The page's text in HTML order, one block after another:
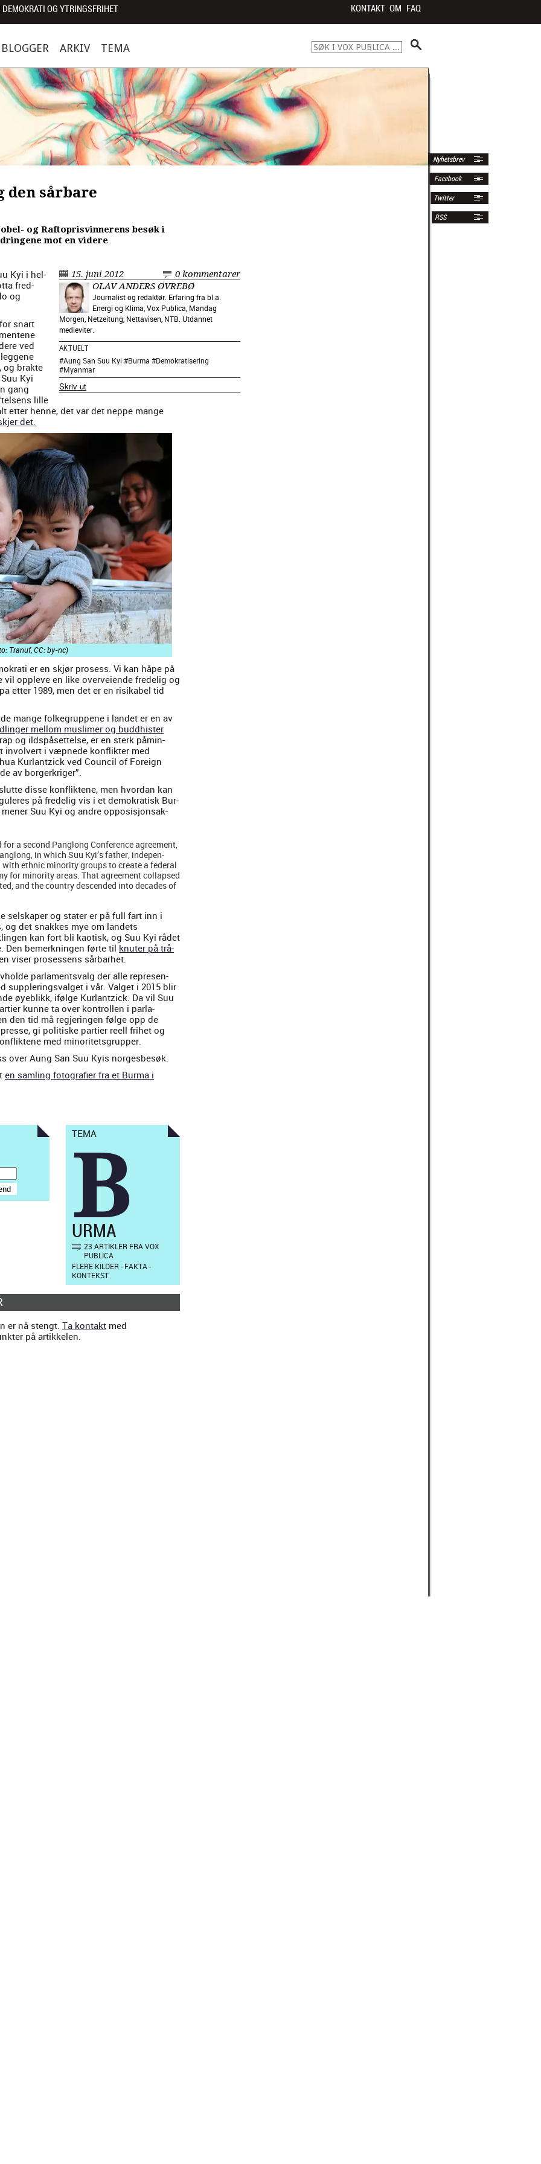
OG YTRINGSFRIHET KONTAKT OM FAQ
BLOGGER ARKIV TEMA
Nyhetsbrev
Facebook
Twitter
RSS
den sårbare
og Raftoprisvinnerens besøk i
mot en videre
15. juni 2012
0 kommentarer
OLAV ANDERS ØVREBØ
Journalist og redaktør. Erfaring fra bl.a.
Energi og Klima, Vox Publica, Mandag
Morgen, Netzeitung, Nettavisen, NTB. Utdannet
medieviter.
AKTUELT
#Aung San Suu Kyi #Burma #Demokratisering
#Myanmar
Skriv ut
Kyi i hel­
fred­
og
snart
ved
, og brak­te
Kyi
gang
lille
etter henne, det var det neppe mange
det.
Tranuf, CC: by-nc)
er en skjør pros­ess. Vi kan håpe på
vil oppleve en like overveiende fre­delig og
etter 1989, men det er en risik­a­bel tid
mange folkegrup­pene i lan­det er en av
mel­lom mus­limer og bud­dhis­ter
og ild­spåset­telse, er en sterk påmin­
i væp­nede kon­flik­ter med
Kurlantz­ick ved Coun­cil of For­eign
av borg­erkriger”.
disse kon­flik­tene, men hvor­dan kan
på fre­delig vis i et demokratisk Bur­
men­er Suu Kyi og andre oppo­sisjon­sak­
a sec­ond Pan­g­long Con­fer­ence agree­ment,
in which Suu Kyi’s father, inde­pen­
with eth­nic minor­i­ty groups to cre­ate a fed­er­al
for minor­i­ty areas. That agree­ment col­lapsed
and the coun­try descend­ed into decades of
sel­skaper og stater er på full fart inn i
og det snakkes mye om lan­dets
kan fort bli kao­tisk, og Suu Kyi rådet
bemerknin­gen førte til knuter på trå­
vis­er pros­essens sår­barhet.
par­la­mentsvalg der alle rep­re­sen­
sup­p­ler­ingsval­get i vår. Val­get i 2015 blir
øye­b­likk, ifølge Kurlantz­ick. Da vil Suu
kunne ta over kon­trollen i par­la­
den tid må reg­jerin­gen følge opp de
gi poli­tiske parti­er reell fri­het og
med minoritets­grup­per.
over Aung San Suu Kyis norges­besøk.
en sam­ling fotografi­er fra et Bur­ma i
TEMA
B
URMA
23 ARTIKLER FRA VOX
PUBLICA
FLERE KILDER - FAKTA -
KONTEKST
er nå stengt. Ta kontakt med
på artikkelen.